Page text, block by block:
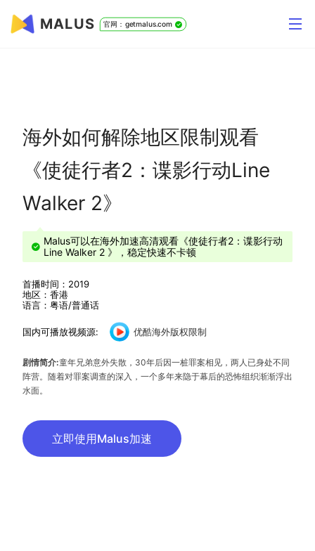
MALUS 官网：getmalus.com
海外如何解除地区限制观看
《使徒行者2：谍影行动Line
Walker 2》
Malus可以在海外加速高清观看《使徒行者2：谍影行动
Line Walker 2 》，稳定快速不卡顿
首播时间：2019
地区：香港
语言：粤语/普通话
国内可播放视频源: 优酷海外版权限制
剧情简介:童年兄弟意外失散，30年后因一桩罪案相见，两人已身处不同
阵营。随着对罪案调查的深入，一个多年来隐于幕后的恐怖组织渐渐浮出
水面。
立即使用Malus加速